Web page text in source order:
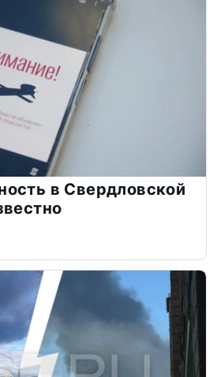
в Свердловской